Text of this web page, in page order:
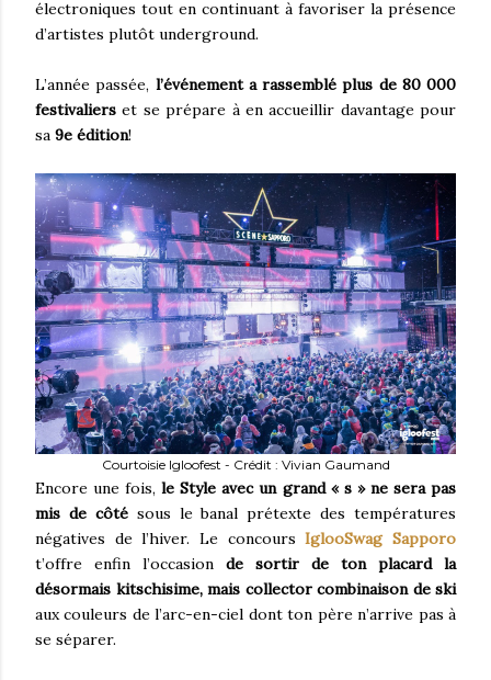
électroniques tout en continuant à favoriser la présence
d’artistes plutôt underground.
L’année passée, l’événement a rassemblé plus de 80 000
festivalierset se prépare à en accueillir davantage pour
sa 9e édition!
Courtoisie Igloofest - Crédit : Vivian Gaumand
Encore une fois,le Style avec un grand « s » ne sera pas
mis de côtésous le banal prétexte des températures
négatives de l’hiver. Le concoursIglooSwag Sapporo
t’offre enfin l’occasion de sortir de ton placard la
désormais kitschisime, mais collector combinaison de ski
aux couleurs de l’arc-en-ciel dont ton père n’arrive pas à
se séparer.